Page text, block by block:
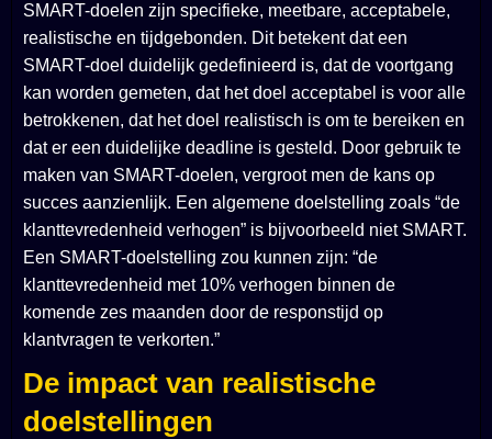
SMART-doelen zijn specifieke, meetbare, acceptabele,
realistische en tijdgebonden. Dit betekent dat een
SMART-doel duidelijk gedefinieerd is, dat de voortgang
kan worden gemeten, dat het doel acceptabel is voor alle
betrokkenen, dat het doel realistisch is om te bereiken en
dat er een duidelijke deadline is gesteld. Door gebruik te
maken van SMART-doelen, vergroot men de kans op
succes aanzienlijk. Een algemene doelstelling zoals “de
klanttevredenheid verhogen” is bijvoorbeeld niet SMART.
Een SMART-doelstelling zou kunnen zijn: “de
klanttevredenheid met 10% verhogen binnen de
komende zes maanden door de responstijd op
klantvragen te verkorten.”
De impact van realistische
doelstellingen